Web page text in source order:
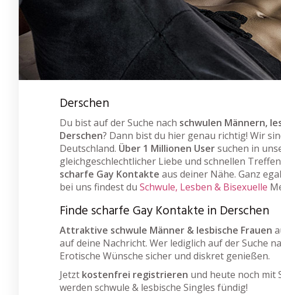
Derschen
Du bist auf der Suche nach schwulen Männern,
Derschen? Dann bist du hier genau richtig! Wir
Deutschland. Über 1 Millionen Usersuchen in
gleichgeschlechtlicher Liebe und schnellen
scharfe Gay Kontakte aus deiner Nähe. Ganz
bei uns findest du Schwule, Lesben & Bisexuelle
Finde scharfe Gay Kontakte in Derschen
Attraktive schwule Männer & lesbische Frauen
auf deine Nachricht. Wer lediglich auf der Suche
Erotische Wünsche sicher und diskret genießen.
Jetzt kostenfrei registrieren und heute noch mit
werden schwule & lesbische Singles fündig!